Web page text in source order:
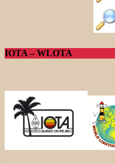
IOTA – WLOTA